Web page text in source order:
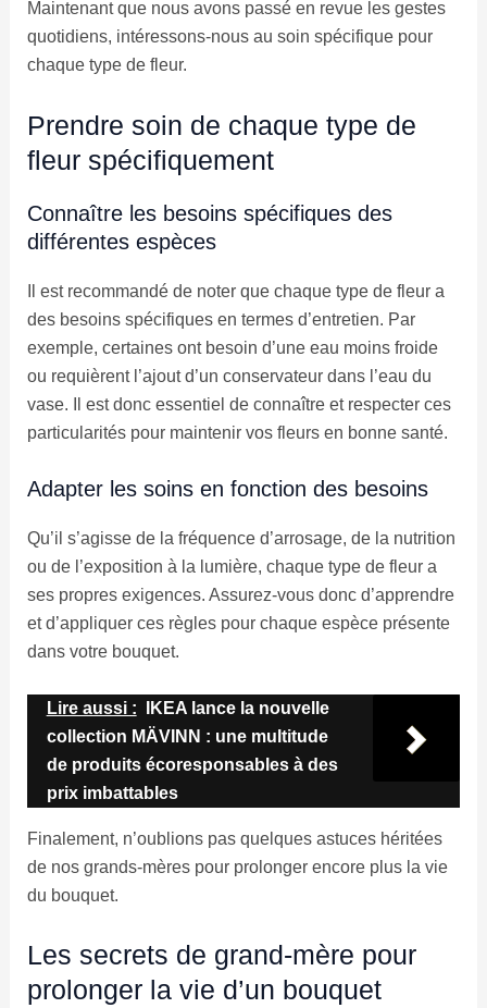
Maintenant que nous avons passé en revue les gestes
quotidiens, intéressons-nous au soin spécifique pour
chaque type de fleur.
Prendre soin de chaque type de
fleur spécifiquement
Connaître les besoins spécifiques des
différentes espèces
Il est recommandé de noter que chaque type de fleur a
des besoins spécifiques en termes d’entretien. Par
exemple, certaines ont besoin d’une eau moins froide
ou requièrent l’ajout d’un conservateur dans l’eau du
vase. Il est donc essentiel de connaître et respecter ces
particularités pour maintenir vos fleurs en bonne santé.
Adapter les soins en fonction des besoins
Qu’il s’agisse de la fréquence d’arrosage, de la nutrition
ou de l’exposition à la lumière, chaque type de fleur a
ses propres exigences. Assurez-vous donc d’apprendre
et d’appliquer ces règles pour chaque espèce présente
dans votre bouquet.
Lire aussi :
IKEA lance la nouvelle
collection MÄVINN : une multitude
de produits écoresponsables à des
prix imbattables
Finalement, n’oublions pas quelques astuces héritées
de nos grands-mères pour prolonger encore plus la vie
du bouquet.
Les secrets de grand-mère pour
prolonger la vie d’un bouquet